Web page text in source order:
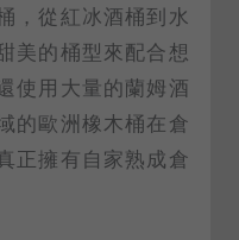
，從紅冰酒桶到水
美的桶型來配合想
使用大量的蘭姆酒
的歐洲橡木桶在倉
正擁有自家熟成倉